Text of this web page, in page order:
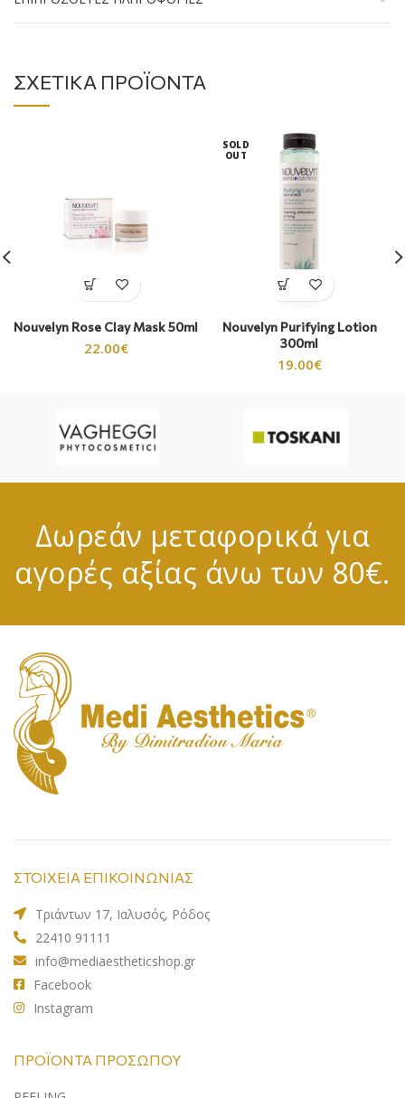
ΣΧΕΤΙΚΆ ΠΡΟΪΌΝΤΑ
Nouvelyn Rose Clay Mask 50ml
22.00€
SOLD
OUT
Nouvelyn Purifying Lotion
300ml
19.00€
Δωρεάν μεταφορικά για
αγορές αξίας άνω των 80€.
ΣΤΟΙΧΕΙΑ ΕΠΙΚΟΙΝΩΝΙΑΣ
Τριάντων 17, Ιαλυσός, Ρόδος
22410 91111
info@mediaestheticshop.gr
Facebook
Instagram
ΠΡΟΪΌΝΤΑ ΠΡΟΣΏΠΟΥ